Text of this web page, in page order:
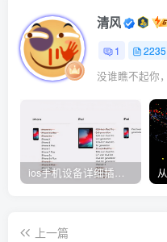
清风
1 2235
ios手机设备详细插件平刷教程
上一篇